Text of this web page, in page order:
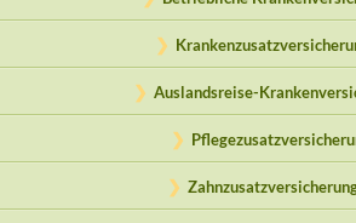
Auslandsreise-